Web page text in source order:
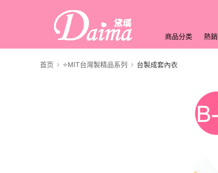
商品分类 熱
首页 ⭐MIT台灣製精品系列 台製成套內衣